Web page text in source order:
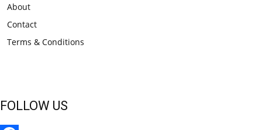
About
Contact
Terms & Conditions
FOLLOW US